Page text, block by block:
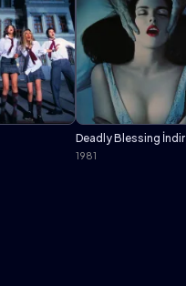
Deadly Blessing İndir
1981